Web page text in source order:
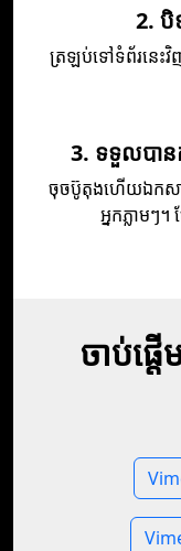
2. បិ
ត្រឡប់​ទៅ​ទំព័រ​នេះ​
3. ទទួលបាន
ចុចប៊ូតុងហើយឯកស
អ្នកភ្លាមៗ
ចាប់ផ្ត